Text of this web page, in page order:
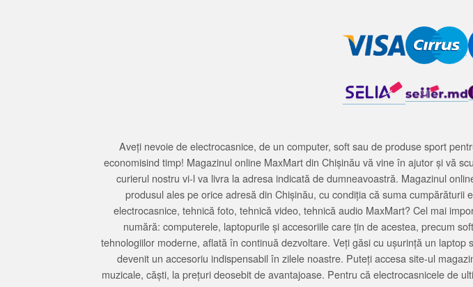
Aveți nevoie de electrocasnice, de un computer, soft sau de produse sport
economisind timp! Magazinul online MaxMart din Chișinău vă vine în ajutor și vă
curierul nostru vi-l va livra la adresa indicată de dumneavoastră. Magazinul
produsul ales pe orice adresă din Chișinău, cu condiția că suma
electrocasnice, tehnică foto, tehnică video, tehnică audio MaxMart? Cel mai
numără: computerele, laptopurile și accesoriile care țin de acestea, precum
tehnologiilor moderne, aflată în continuă dezvoltare. Veți găsi cu ușurință un
devenit un accesoriu indispensabil în zilele noastre. Puteți accesa site-ul
muzicale, căști, la prețuri deosebit de avantajoase. Pentru că electrocasnicele de